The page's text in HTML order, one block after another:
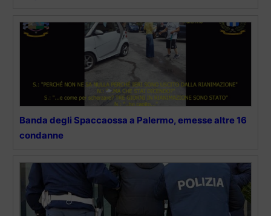
Banda degli Spaccaossa a Palermo, emesse altre 16
condanne